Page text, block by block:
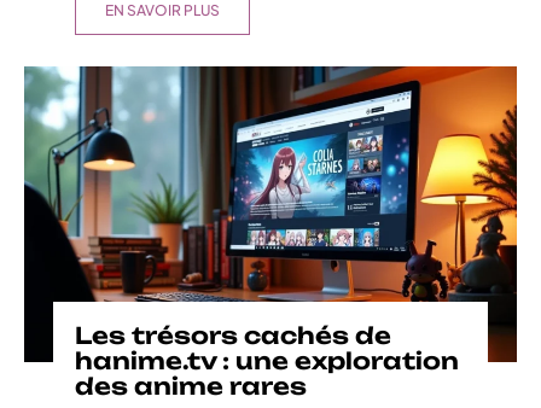
EN SAVOIR PLUS
Les trésors cachés de
hanime.tv : une exploration
des anime rares